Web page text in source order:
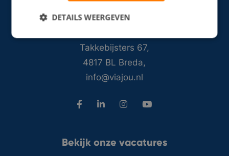
Takkebijsters 67,
4817 BL Breda,
info@viajou.nl
Bekijk onze vacatures
DETAILS WEERGEVEN